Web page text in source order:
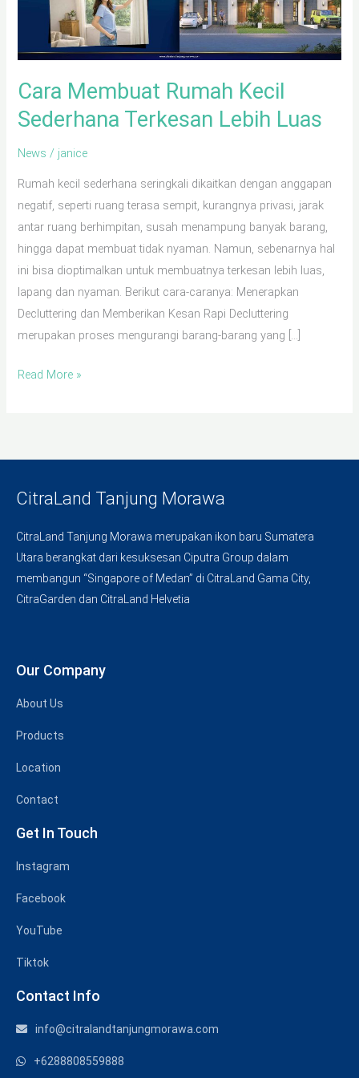
Cara Membuat Rumah Kecil
Sederhana Terkesan Lebih Luas
News / janice
Rumah kecil sederhana seringkali dikaitkan dengan anggapan
negatif, seperti ruang terasa sempit, kurangnya privasi, jarak
antar ruang berhimpitan, susah menampung banyak barang,
hingga dapat membuat tidak nyaman. Namun, sebenarnya hal
ini bisa dioptimalkan untuk membuatnya terkesan lebih luas,
lapang dan nyaman. Berikut cara-caranya: Menerapkan
Decluttering dan Memberikan Kesan Rapi Decluttering
merupakan proses mengurangi barang-barang yang […]
Terkesan
Luas
Read More »
CitraLand Tanjung Morawa
CitraLand Tanjung Morawa merupakan ikon baru Sumatera
Utara berangkat dari kesuksesan Ciputra Group dalam
membangun “Singapore of Medan” di CitraLand Gama City,
CitraGarden dan CitraLand Helvetia
Our Company
About Us
Products
Location
Contact
Get In Touch
Instagram
Facebook
YouTube
Tiktok
Contact Info
info@citralandtanjungmorawa.com
+6288808559888